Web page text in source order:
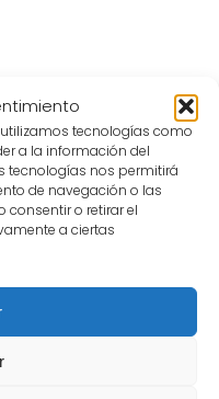
tecnologías como
a la información del
tecnologías nos permitirá
de navegación o las
consentir o retirar el
a ciertas
a las compañías
del Festival a la
Nacional del
haciendo un
del teatro, y
que cobran